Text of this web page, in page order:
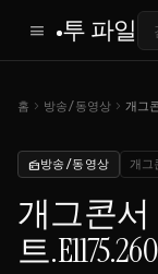
menu 투 파일
홈 chevron_right 방송/동영상 chevron_right 개그
radio방송/동영상 개그
개그콘서
트